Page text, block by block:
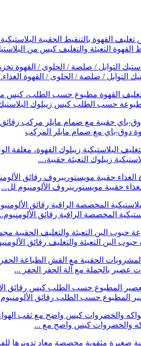
القهوة التعبئة والتغليف كيس من
حسب الطلب كيس زيبلوك
دوق-باي مع صمام مايلر المركب
زيبلوك التعبئة حقيبة،...
حقيبة مويستوريبروف الألومنيوم لل...
المخصصة الراقية رقائق
البن التعبئة والتغليف رقائق
عصير بالجملة مع آلة الحفر الحفر ...
المطبوع حسب الطلب رقائق
والخضروات كيس واضح مع ...